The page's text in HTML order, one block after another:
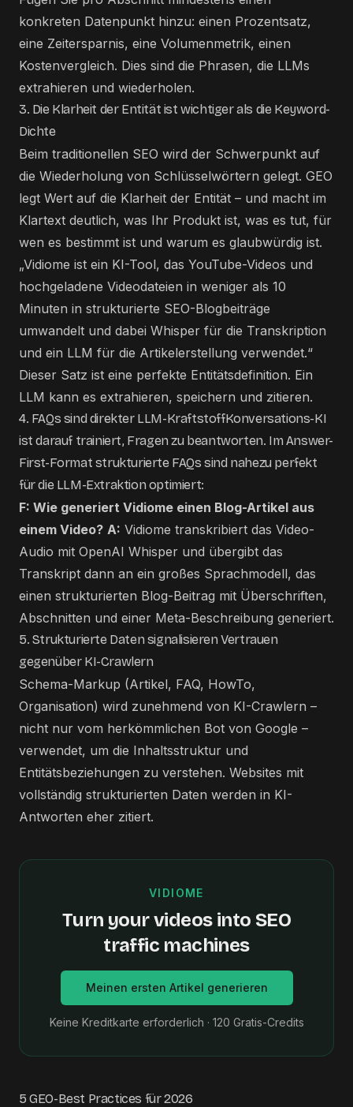
konkreten Datenpunkt hinzu: einen Prozentsatz,
eine Zeitersparnis, eine Volumenmetrik, einen
Kostenvergleich. Dies sind die Phrasen, die LLMs
extrahieren und wiederholen.
3. Die Klarheit der Entität ist wichtiger als die Keyword-
Dichte
Beim traditionellen SEO wird der Schwerpunkt auf
die Wiederholung von Schlüsselwörtern gelegt. GEO
legt Wert auf die Klarheit der Entität – und macht im
Klartext deutlich, was Ihr Produkt ist, was es tut, für
wen es bestimmt ist und warum es glaubwürdig ist.
„Vidiome ist ein KI-Tool, das YouTube-Videos und
hochgeladene Videodateien in weniger als 10
Minuten in strukturierte SEO-Blogbeiträge
umwandelt und dabei Whisper für die Transkription
und ein LLM für die Artikelerstellung verwendet.“
Dieser Satz ist eine perfekte Entitätsdefinition. Ein
LLM kann es extrahieren, speichern und zitieren.
4. FAQs sind direkter LLM-KraftstoffKonversations-KI
ist darauf trainiert, Fragen zu beantworten. Im Answer-
First-Format strukturierte FAQs sind nahezu perfekt
für die LLM-Extraktion optimiert:
F: Wie generiert Vidiome einen Blog-Artikel aus
einem Video? A: Vidiome transkribiert das Video-
Audio mit OpenAI Whisper und übergibt das
Transkript dann an ein großes Sprachmodell, das
einen strukturierten Blog-Beitrag mit Überschriften,
Abschnitten und einer Meta-Beschreibung generiert.
5. Strukturierte Daten signalisieren Vertrauen
gegenüber KI-Crawlern
Schema-Markup (Artikel, FAQ, HowTo,
Organisation) wird zunehmend von KI-Crawlern –
nicht nur vom herkömmlichen Bot von Google –
verwendet, um die Inhaltsstruktur und
Entitätsbeziehungen zu verstehen. Websites mit
vollständig strukturierten Daten werden in KI-
Antworten eher zitiert.
VIDIOME
Turn your videos into SEO
traffic machines
Meinen ersten Artikel generieren
Keine Kreditkarte erforderlich · 120 Gratis-Credits
5 GEO-Best Practices für 2026